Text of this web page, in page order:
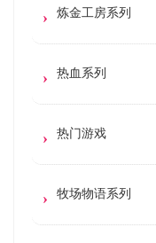
炼金工房系列
热血系列
热门游戏
牧场物语系列